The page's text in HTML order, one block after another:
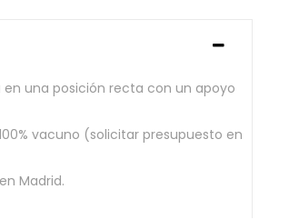
una posición recta con un apoyo
vacuno (solicitar presupuesto en
Madrid.